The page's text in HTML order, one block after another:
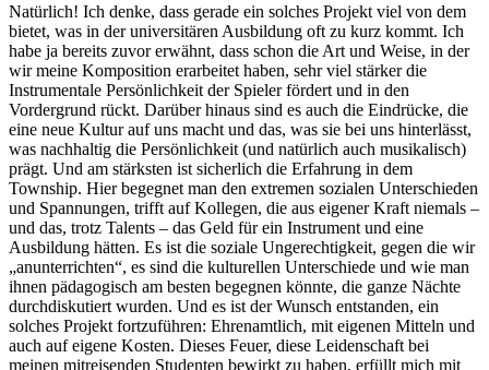
Natürlich! Ich denke, dass gerade ein solches Projekt viel von dem
bietet, was in der universitären Ausbildung oft zu kurz kommt. Ich
habe ja bereits zuvor erwähnt, dass schon die Art und Weise, in der
wir meine Komposition erarbeitet haben, sehr viel stärker die
Instrumentale Persönlichkeit der Spieler fördert und in den
Vordergrund rückt. Darüber hinaus sind es auch die Eindrücke, die
eine neue Kultur auf uns macht und das, was sie bei uns hinterlässt,
was nachhaltig die Persönlichkeit (und natürlich auch musikalisch)
prägt. Und am stärksten ist sicherlich die Erfahrung in dem
Township. Hier begegnet man den extremen sozialen Unterschieden
und Spannungen, trifft auf Kollegen, die aus eigener Kraft niemals –
und das, trotz Talents – das Geld für ein Instrument und eine
Ausbildung hätten. Es ist die soziale Ungerechtigkeit, gegen die wir
„anunterrichten“, es sind die kulturellen Unterschiede und wie man
ihnen pädagogisch am besten begegnen könnte, die ganze Nächte
durchdiskutiert wurden. Und es ist der Wunsch entstanden, ein
solches Projekt fortzuführen: Ehrenamtlich, mit eigenen Mitteln und
auch auf eigene Kosten. Dieses Feuer, diese Leidenschaft bei
meinen mitreisenden Studenten bewirkt zu haben, erfüllt mich mit